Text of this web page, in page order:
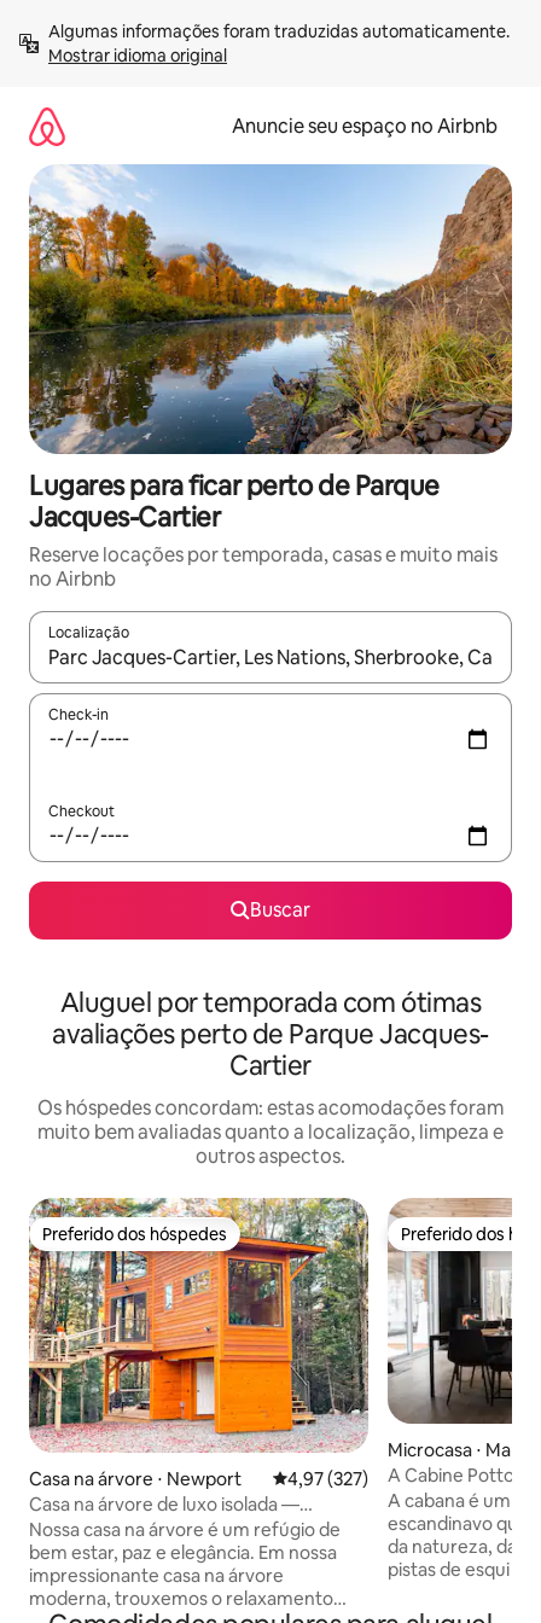
para
Mostrar idioma original
Anuncie seu espaço no Airbnb
Lugares para ficar perto de Parque
Jacques-Cartier
Reserve locações por temporada, casas e muito mais
no Airbnb
Localização
Quando os resultados estiverem disponíveis, explore-os
Check-in
Checkout
Buscar
Aluguel por temporada com ótimas
avaliações perto de Parque Jacques-
Cartier
Os hóspedes concordam: estas acomodações foram
muito bem avaliadas quanto a localização, limpeza e
outros aspectos.
Preferido dos hóspedes
Preferido dos hóspedes
Casa na árvore ⋅ Newport 4,97 de uma avaliação média de
4,97 (327)
Casa na árvore de luxo isolada —
banheira de hidromassagem e projetor
Nossa casa na árvore é um refúgio de
bem estar, paz e elegância. Em nossa
impressionante casa na árvore
moderna, trouxemos o relaxamento
Preferido dos
Preferido dos
Microcasa ⋅
A Cabine Potton
A cabana é um
escandinavo que
da natureza, da
pistas de esqui
chalé foi